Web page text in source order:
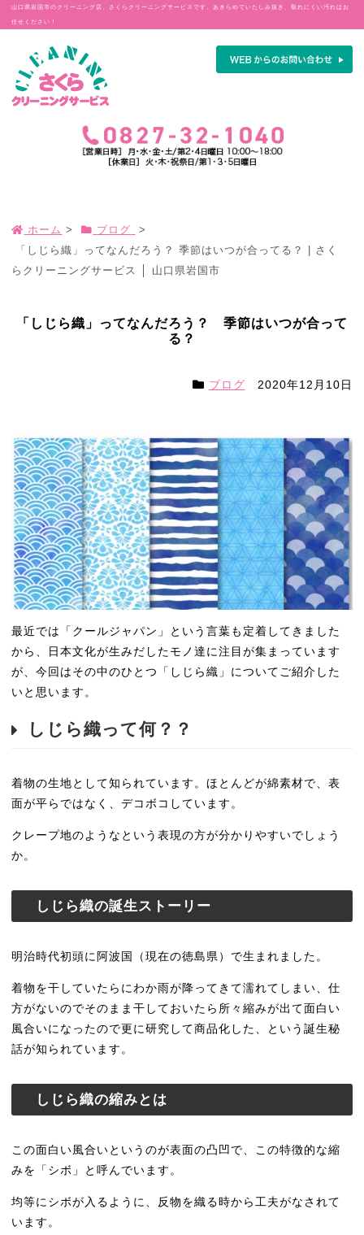
山口県岩国市のクリーニング店、さくらクリーニングサービスです。あきらめていたしみ抜き、取れにくい汚れはお
任せください！
ホーム > ブログ
>
「しじら織」ってなんだろう？ 季節はいつが合ってる？ | さく
らクリーニングサービス │ 山口県岩国市
「しじら織」ってなんだろう？ 季節はいつが合って
る？
2020年12月10日
ブログ
最近では「クールジャパン」という言葉も定着してきました
から、日本文化が生みだしたモノ達に注目が集まっています
が、今回はその中のひとつ「しじら織」についてご紹介した
いと思います。
しじら織って何？？
着物の生地として知られています。ほとんどが綿素材で、表
面が平らではなく、デコボコしています。
クレープ地のようなという表現の方が分かりやすいでしょう
か。
しじら織の誕生ストーリー
明治時代初頭に阿波国（現在の徳島県）で生まれました。
着物を干していたらにわか雨が降ってきて濡れてしまい、仕
方がないのでそのまま干しておいたら所々縮みが出て面白い
風合いになったので更に研究して商品化した、という誕生秘
話が知られています。
しじら織の縮みとは
この面白い風合いというのが表面の凸凹で、この特徴的な縮
みを「シボ」と呼んでいます。
均等にシボが入るように、反物を織る時から工夫がなされて
います。